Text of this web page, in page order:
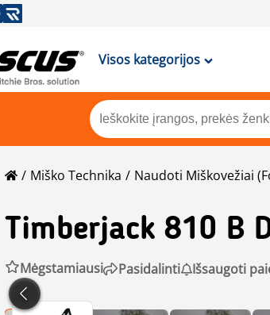
Visos kategorijos
Miško Technika Naudoti Miškovežiai
Timberjack 810 B
Mėgstamiausi Pasidalinti Išsaugoti